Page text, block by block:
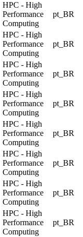
HPC - High
Performance
Computing
pt_BR
HPC - High
Performance
Computing
pt_BR
HPC - High
Performance
Computing
pt_BR
HPC - High
Performance
Computing
pt_BR
HPC - High
Performance
Computing
pt_BR
HPC - High
Performance
Computing
pt_BR
HPC - High
Performance
Computing
pt_BR
HPC - High
Performance
Computing
pt_BR